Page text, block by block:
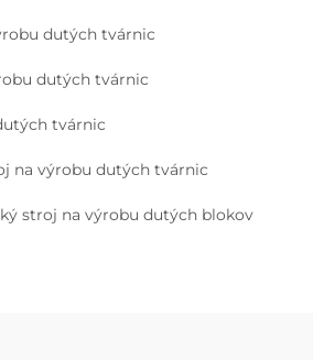
dutých tvárnic
dutých tvárnic
tvárnic
na výrobu dutých tvárnic
stroj na výrobu dutých blokov